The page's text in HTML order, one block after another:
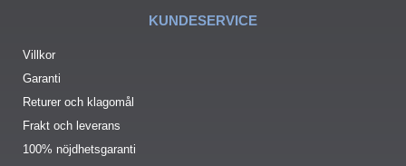
KUNDESERVICE
Villkor
Garanti
Returer och klagomål
Frakt och leverans
100% nöjdhetsgaranti